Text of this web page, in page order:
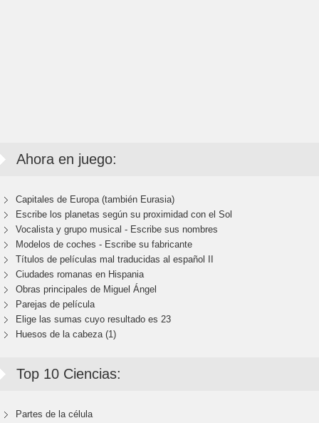
Ahora en juego:
Capitales de Europa (también Eurasia)
Escribe los planetas según su proximidad con el Sol
Vocalista y grupo musical - Escribe sus nombres
Modelos de coches - Escribe su fabricante
Títulos de películas mal traducidas al español II
Ciudades romanas en Hispania
Obras principales de Miguel Ángel
Parejas de película
Elige las sumas cuyo resultado es 23
Huesos de la cabeza (1)
Top 10 Ciencias:
Partes de la célula